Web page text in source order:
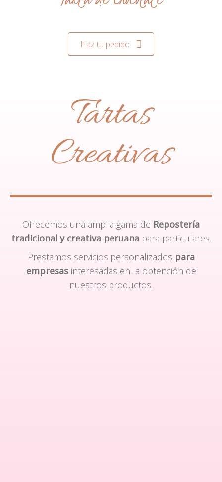
Haz tu pedido
Tartas
Creativas
Ofrecemos una amplia gama de Repostería
tradicional y creativa peruanapara particulares.
Prestamos servicios personalizados para
empresasinteresadas en la obtención de
nuestros productos.